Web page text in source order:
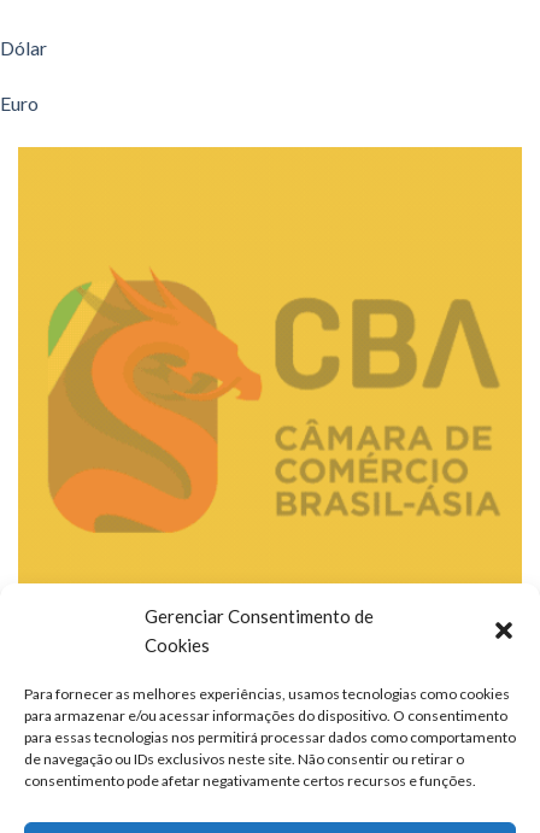
Gerenciar Consentimento de
Cookies
Para fornecer as melhores experiências, usamos tecnologias como cookies
para armazenar e/ou acessar informações do dispositivo. O consentimento
para essas tecnologias nos permitirá processar dados como comportamento
de navegação ou IDs exclusivos neste site. Não consentir ou retirar o
consentimento pode afetar negativamente certos recursos e funções.
Dólar
Euro